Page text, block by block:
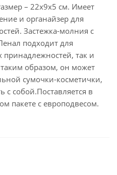
– 22х9х5 см. Имеет
и органайзер для
Застежка-молния с
подходит для
принадлежностей, так и
образом, он может
сумочки-косметички,
с собой.Поставляется в
пакете с европодвесом.